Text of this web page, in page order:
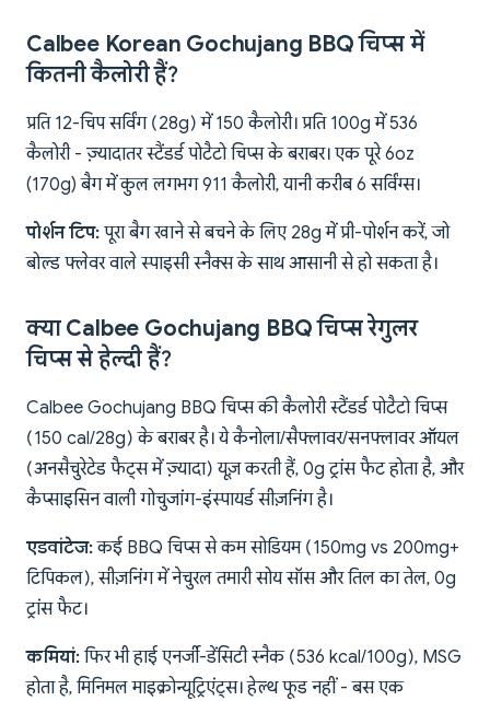
Calbee Korean Gochujang BBQ चिप्स में
कितनी कैलोरी हैं?
प्रति 12-चिप सर्विंग (28g) में 150 कैलोरी। प्रति 100g में 536
कैलोरी - ज़्यादातर स्टैंडर्ड पोटैटो चिप्स के बराबर। एक पूरे 6oz
(170g) बैग में कुल लगभग 911 कैलोरी, यानी करीब 6 सर्विंग्स।
पोर्शन टिप: पूरा बैग खाने से बचने के लिए 28g में प्री-पोर्शन करें, जो
बोल्ड फ्लेवर वाले स्पाइसी स्नैक्स के साथ आसानी से हो सकता है।
क्या Calbee Gochujang BBQ चिप्स रेगुलर
चिप्स से हेल्दी हैं?
Calbee Gochujang BBQ चिप्स की कैलोरी स्टैंडर्ड पोटैटो चिप्स
(150 cal/28g) के बराबर है। ये कैनोला/सैफ्लावर/सनफ्लावर ऑयल
(अनसैचुरेटेड फैट्स में ज़्यादा) यूज़ करती हैं, 0g ट्रांस फैट होता है, और
कैप्साइसिन वाली गोचुजांग-इंस्पायर्ड सीज़निंग है।
एडवांटेज:कई BBQ चिप्स से कम सोडियम (150mg vs 200mg+
टिपिकल), सीज़निंग में नेचुरल तमारी सोय सॉस और तिल का तेल, 0g
ट्रांस फैट।
कमियां: फिर भी हाई एनर्जी-डेंसिटी स्नैक (536 kcal/100g), MSG
होता है, मिनिमल माइक्रोन्यूट्रिएंट्स। हेल्थ फूड नहीं - बस एक